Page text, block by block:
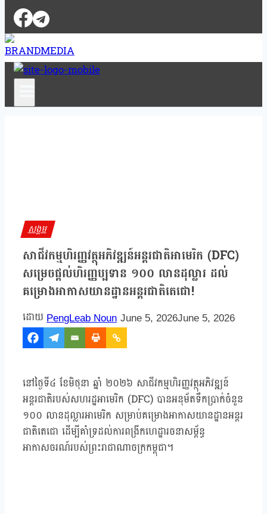
សង្គម
សាជីវកម្មហិរញ្ញវត្ថុអភិវឌ្ឍន៍អន្តរជាតិអាមេរិក (DFC)
សម្រេចផ្ដល់ហិរញ្ញប្បទាន ១០០ លានដុល្លារ ដល់
គម្រោងអាកាសយានដ្ឋានអន្តរជាតិតេជោ!
PengLeab Noun June 5, 2026June 5, 2026
នៅថ្ងៃទី៤ ខែមិថុនា ឆ្នាំ ២០២៦ សាជីវកម្មហិរញ្ញវត្ថុអភិវឌ្ឍន៍
អន្តរជាតិរបស់សហរដ្ឋអាមេរិក (DFC) បានអនុម័តទឹកប្រាក់ចំនួន
១០០ លានដុល្លារអាមេរិក សម្រាប់គម្រោងអាកាសយានដ្ឋានអន្តរ
ជាតិតេជោ ដើម្បីគាំទ្រដល់ការពង្រីកហេដ្ឋារចនាសម្ព័ន្ធ
អាកាសចរណ៍របស់ព្រះរាជាណាចក្រកម្ពុជា។